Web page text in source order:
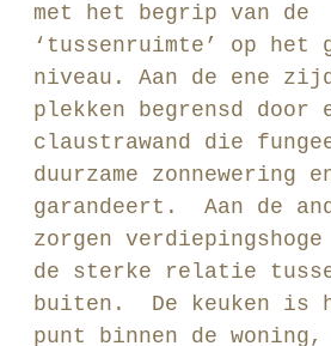
met het begrip van de
‘tussenruimte’ op
niveau. Aan de ene
plekken begrensd door
claustrawand die
duurzame zonnewering
garandeert. Aan de
zorgen verdiepingshoge
de sterke relatie
buiten. De keuken is
punt binnen de